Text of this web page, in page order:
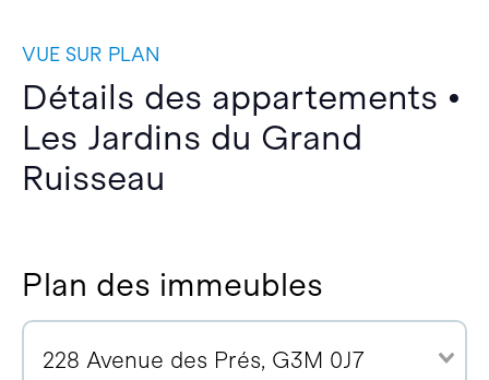
VUE SUR PLAN
Détails des appartements •
Les Jardins du Grand
Ruisseau
Plan des immeubles
228 Avenue des Prés, G3M 0J7